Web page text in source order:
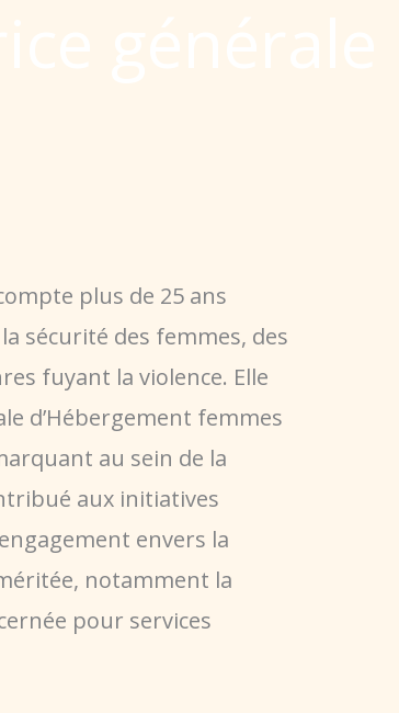
plus de 25 ans
sécurité des femmes, des
fuyant la violence. Elle
d’Hébergement femmes
au sein de la
aux initiatives
envers la
notamment la
pour services